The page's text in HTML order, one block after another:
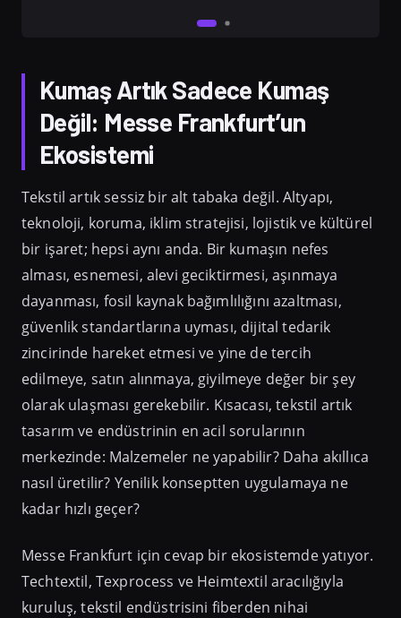
Kumaş Artık Sadece Kumaş
Değil: Messe Frankfurt’un
Ekosistemi
Tekstil artık sessiz bir alt tabaka değil. Altyapı,
teknoloji, koruma, iklim stratejisi, lojistik ve kültürel
bir işaret; hepsi aynı anda. Bir kumaşın nefes
alması, esnemesi, alevi geciktirmesi, aşınmaya
dayanması, fosil kaynak bağımlılığını azaltması,
güvenlik standartlarına uyması, dijital tedarik
zincirinde hareket etmesi ve yine de tercih
edilmeye, satın alınmaya, giyilmeye değer bir şey
olarak ulaşması gerekebilir. Kısacası, tekstil artık
tasarım ve endüstrinin en acil sorularının
merkezinde: Malzemeler ne yapabilir? Daha akıllıca
nasıl üretilir? Yenilik konseptten uygulamaya ne
kadar hızlı geçer?
Messe Frankfurt için cevap bir ekosistemde yatıyor.
Techtextil, Texprocess ve Heimtextil aracılığıyla
kuruluş, tekstil endüstrisini fiberden nihai